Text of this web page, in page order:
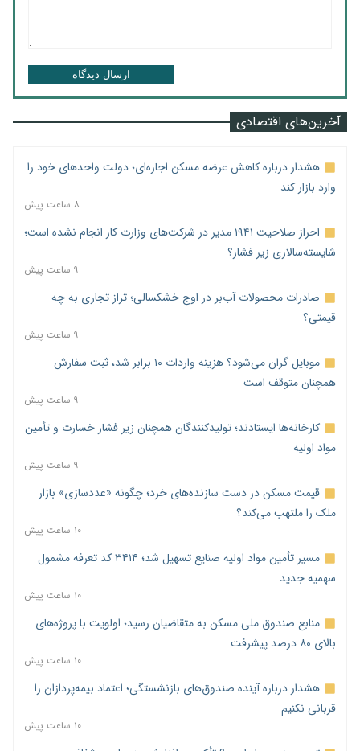
ارسال دیدگاه
آخرین‌های اقتصادی
هشدار درباره کاهش عرضه مسکن اجاره‌ای؛ دولت واحدهای خود را
وارد بازار کند
۸ ساعت پیش
احراز صلاحیت ۱۹۴۱ مدیر در شرکت‌های وزارت کار انجام نشده است؛
شایسته‌سالاری زیر فشار؟
۹ ساعت پیش
صادرات محصولات آب‌بر در اوج خشکسالی؛ تراز تجاری به چه
قیمتی؟
۹ ساعت پیش
موبایل گران می‌شود؟ هزینه واردات ۱۰ برابر شد، ثبت سفارش
همچنان متوقف است
۹ ساعت پیش
کارخانه‌ها ایستادند؛ تولیدکنندگان همچنان زیر فشار خسارت و تأمین
مواد اولیه
۹ ساعت پیش
قیمت مسکن در دست سازنده‌های خرد؛ چگونه «عددسازی» بازار
ملک را ملتهب می‌کند؟
۱۰ ساعت پیش
مسیر تأمین مواد اولیه صنایع تسهیل شد؛ ۳۴۱۴ کد تعرفه مشمول
سهمیه جدید
۱۰ ساعت پیش
منابع صندوق ملی مسکن به متقاضیان رسید؛ اولویت با پروژه‌های
بالای ۸۰ درصد پیشرفت
۱۰ ساعت پیش
هشدار درباره آینده صندوق‌های بازنشستگی؛ اعتماد بیمه‌پردازان را
قربانی نکنیم
۱۰ ساعت پیش